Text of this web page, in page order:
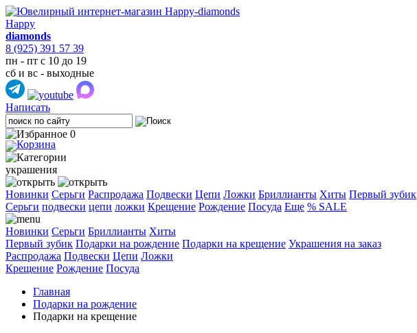
Happy
diamonds
8 (925) 391 57 39
пн - пт с 10 до 19
сб и вс - выходные
Написать
0
украшения
Новинки Серьги Распродажа Подвески Цепи Ложки Бриллианты Хиты Первый зубик
Cерьги подвески цепи ложки Крещение Рождение Посуда Еще % SALE
Новинки Серьги Бриллианты Хиты
Первый зубик Подарки на рождение Подарки на крещение Украшения на заказ
Распродажа Подвески Цепи Ложки
Крещение Рождение Посуда
Главная
Подарки на рождение
Подарки на крещение